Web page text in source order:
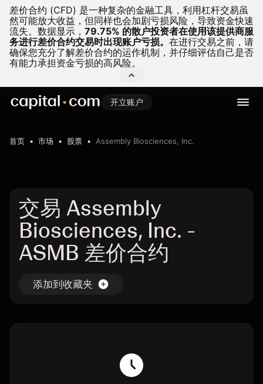
差价合约 (CFD) 是一种复杂的金融工具，利用杠杆交易虽
然可能放大收益，但同样也会加剧亏损风险，导致资金快速
流失。 数据显示， 79.75% 的散户投资者在使用该提供商服
务进行差价合约交易时出现账户亏损。 在进行交易之前，请
确保您充分了解差价合约的运作机制，并仔细评估自己是否
有能力承担资金亏损的高风险。
开立账户
首页 市场 股票 Assembly Biosciences, Inc.
交易 Assembly
Biosciences, Inc. -
ASMB 差价合约
添加到收藏夹